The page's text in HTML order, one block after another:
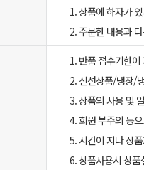
1. 상품에 하자가
2. 주문한 내용과
1. 반품 접수기한이
2. 신선상품/냉장/
3. 상품의 사용 및
4. 회원 부주의 등
5. 시간이 지나 상
6. 상품사용시 상